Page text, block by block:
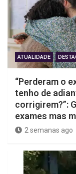
ATUALIDADE
“Perderam o
tenho de
corrigirem?”:
exames mas
2 semanas ago